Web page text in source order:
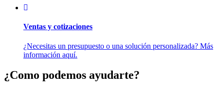
Ventas y cotizaciones
¿Necesitas un presupuesto o una solución personalizada? Más
información aquí.
¿Como podemos ayudarte?